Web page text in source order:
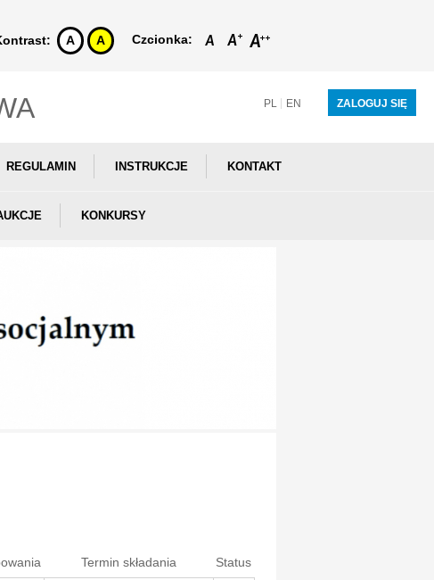
Czcionka:
A A
PL EN ZALOGUJ SIĘ
REGULAMIN INSTRUKCJE KONTAKT
KONKURSY
Termin składania Status